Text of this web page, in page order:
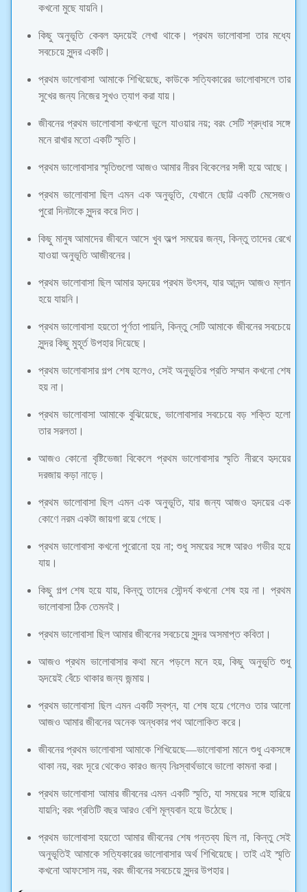
কখনো মুছে যায়নি।
কিছু অনুভূতি কেবল হৃদয়েই লেখা থাকে। প্রথম ভালোবাসা তার মধ্যে
সবচেয়ে সুন্দর একটি।
প্রথম ভালোবাসা আমাকে শিখিয়েছে, কাউকে সত্যিকারের ভালোবাসলে তার
সুখের জন্য নিজের সুখও ত্যাগ করা যায়।
জীবনের প্রথম ভালোবাসা কখনো ভুলে যাওয়ার নয়; বরং সেটি শ্রদ্ধার সঙ্গে
মনে রাখার মতো একটি স্মৃতি।
প্রথম ভালোবাসার স্মৃতিগুলো আজও আমার নীরব বিকেলের সঙ্গী হয়ে আছে।
প্রথম ভালোবাসা ছিল এমন এক অনুভূতি, যেখানে ছোট্ট একটি মেসেজও
পুরো দিনটাকে সুন্দর করে দিত।
কিছু মানুষ আমাদের জীবনে আসে খুব অল্প সময়ের জন্য, কিন্তু তাদের রেখে
যাওয়া অনুভূতি আজীবনের।
প্রথম ভালোবাসা ছিল আমার হৃদয়ের প্রথম উৎসব, যার আনন্দ আজও ম্লান
হয়ে যায়নি।
প্রথম ভালোবাসা হয়তো পূর্ণতা পায়নি, কিন্তু সেটি আমাকে জীবনের সবচেয়ে
সুন্দর কিছু মুহূর্ত উপহার দিয়েছে।
প্রথম ভালোবাসার গল্প শেষ হলেও, সেই অনুভূতির প্রতি সম্মান কখনো শেষ
হয় না।
প্রথম ভালোবাসা আমাকে বুঝিয়েছে, ভালোবাসার সবচেয়ে বড় শক্তি হলো
তার সরলতা।
আজও কোনো বৃষ্টিভেজা বিকেলে প্রথম ভালোবাসার স্মৃতি নীরবে হৃদয়ের
দরজায় কড়া নাড়ে।
প্রথম ভালোবাসা ছিল এমন এক অনুভূতি, যার জন্য আজও হৃদয়ের এক
কোণে নরম একটা জায়গা রয়ে গেছে।
প্রথম ভালোবাসা কখনো পুরোনো হয় না; শুধু সময়ের সঙ্গে আরও গভীর হয়ে
যায়।
কিছু গল্প শেষ হয়ে যায়, কিন্তু তাদের সৌন্দর্য কখনো শেষ হয় না। প্রথম
ভালোবাসা ঠিক তেমনই।
প্রথম ভালোবাসা ছিল আমার জীবনের সবচেয়ে সুন্দর অসমাপ্ত কবিতা।
আজও প্রথম ভালোবাসার কথা মনে পড়লে মনে হয়, কিছু অনুভূতি শুধু
হৃদয়েই বেঁচে থাকার জন্য জন্মায়।
প্রথম ভালোবাসা ছিল এমন একটি স্বপ্ন, যা শেষ হয়ে গেলেও তার আলো
আজও আমার জীবনের অনেক অন্ধকার পথ আলোকিত করে।
জীবনের প্রথম ভালোবাসা আমাকে শিখিয়েছে—ভালোবাসা মানে শুধু একসঙ্গে
থাকা নয়, বরং দূরে থেকেও কারও জন্য নিঃস্বার্থভাবে ভালো কামনা করা।
প্রথম ভালোবাসা আমার জীবনের এমন একটি স্মৃতি, যা সময়ের সঙ্গে হারিয়ে
যায়নি; বরং প্রতিটি বছর আরও বেশি মূল্যবান হয়ে উঠেছে।
প্রথম ভালোবাসা হয়তো আমার জীবনের শেষ গন্তব্য ছিল না, কিন্তু সেই
অনুভূতিই আমাকে সত্যিকারের ভালোবাসার অর্থ শিখিয়েছে। তাই এই স্মৃতি
কখনো আফসোস নয়, বরং জীবনের সবচেয়ে সুন্দর উপহার।